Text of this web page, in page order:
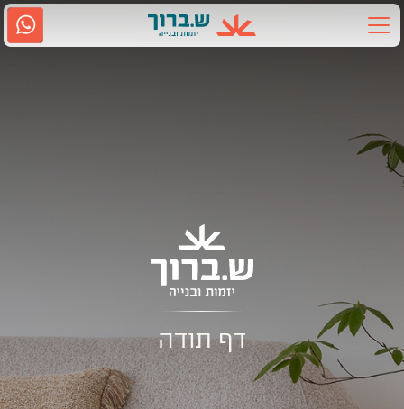
Skip
content
תחומי פעילות
קריירה
שירות לקוחות
דף תודה